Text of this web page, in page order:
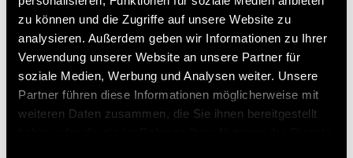
zu können und die Zugriffe auf unsere Website zu
analysieren. Außerdem geben wir Informationen zu Ihrer
Verwendung unserer Website an unsere Partner für
soziale Medien, Werbung und Analysen weiter. Unsere
Partner führen diese Informationen möglicherweise mit
weiteren Daten zusammen, die Sie ihnen bereitgestellt
Nicht
rollstuhlgängig
WC
nicht
rollstuhlgängig
Parkplatze
nichtrollstuhlgängig
www.proinfirmis.ch